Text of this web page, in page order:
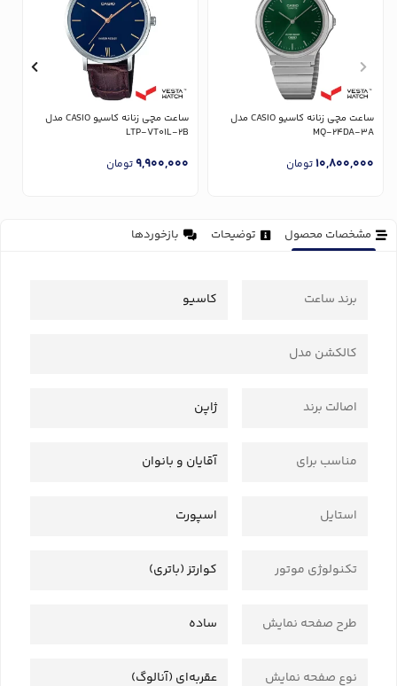
ساعت مچی زنانه کاسیو CASIO مدل
MQ-24DA-3A
10,800,000تومان
ساعت مچی زنانه کاسیو CASIO مدل
LTP-VT01L-2B
9,900,000تومان
مشخصات محصول توضیحات بازخوردها
برند ساعت کاسیو
کالکشن مدل
اصالت برند ژاپن
مناسب برای آقایان و بانوان
استایل اسپورت
تکنولوژی موتور کوارتز (باتری)
طرح صفحه نمایش ساده
نوع صفحه نمایش عقربه‌ای (آنالوگ)